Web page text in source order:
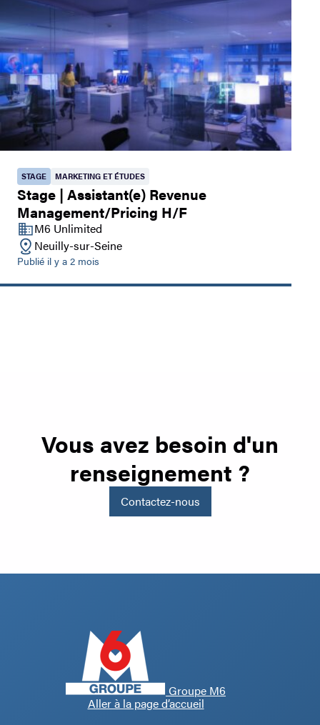
STAGE MARKETING ET ÉTUDES
Stage | Assistant(e) Revenue
Management/Pricing H/F
M6 Unlimited
Neuilly-sur-Seine
Publié il y a 2 mois
Vous avez besoin d'un
renseignement ?
Contactez-nous
Groupe M6
Aller à la page d’accueil